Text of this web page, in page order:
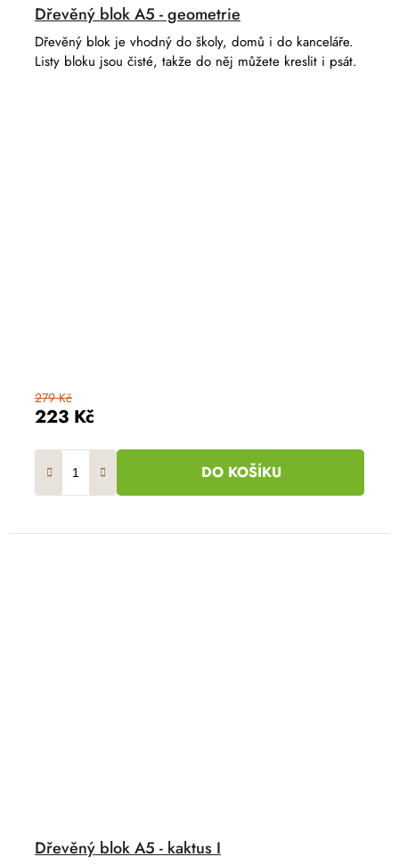
Dřevěný blok A5 - geometrie
223 Kč
279 Kč
DO KOŠÍKU
Dřevěný blok je vhodný do školy, domů i do kanceláře.
Listy bloku jsou čisté, takže do něj můžete kreslit i psát.
Dřevěný blok A5 - kaktus I